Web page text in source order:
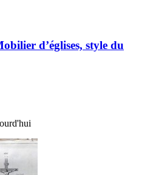
d’églises, style du